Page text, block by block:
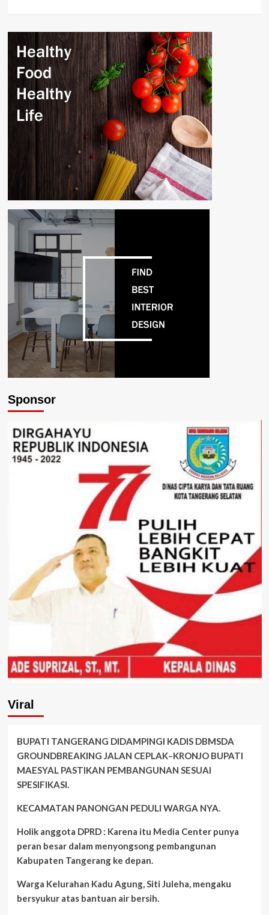
Sponsor
Viral
BUPATI TANGERANG DIDAMPINGI KADIS DBMSDA
GROUNDBREAKING JALAN CEPLAK–KRONJO BUPATI
MAESYAL PASTIKAN PEMBANGUNAN SESUAI
SPESIFIKASI.
KECAMATAN PANONGAN PEDULI WARGA NYA.
Holik anggota DPRD : Karena itu Media Center punya
peran besar dalam menyongsong pembangunan
Kabupaten Tangerang ke depan.
Warga Kelurahan Kadu Agung, Siti Juleha, mengaku
bersyukur atas bantuan air bersih.